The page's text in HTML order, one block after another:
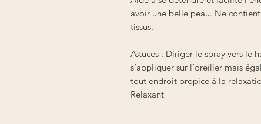
avoir une belle peau. Ne
tissus.
Astuces : Diriger le spray vers le
s’appliquer sur l’oreiller mais
tout endroit propice à la
Relaxant